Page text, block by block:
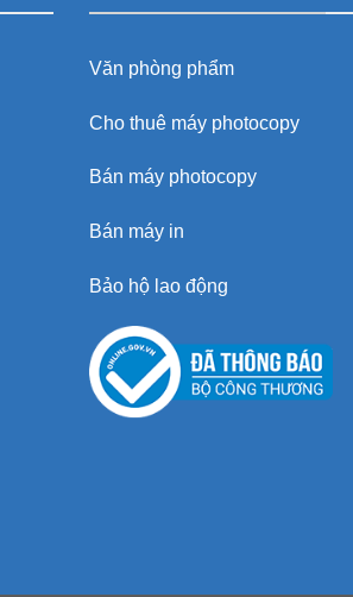
Văn phòng phẩm
Cho thuê máy photocopy
Bán máy photocopy
Bán máy in
Bảo hộ lao động